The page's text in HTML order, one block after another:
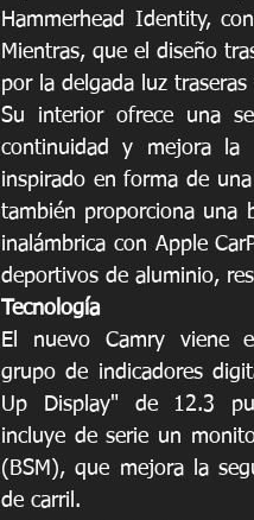
Hammerhead Identity,
Mientras, que el diseño
por la delgada luz traseras
Su interior ofrece una
continuidad y mejora la
inspirado en forma de
también proporciona una
inalámbrica con Apple
deportivos de aluminio,
Tecnología
El nuevo Camry viene
grupo de indicadores
Up Display" de 12.3
incluye de serie un
(BSM), que mejora la
de carril.